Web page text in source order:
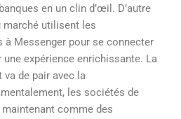
en un clin d’œil. D’autre
marché utilisent les
Messenger pour se connecter
expérience enrichissante. La
de pair avec la
les sociétés de
comme des